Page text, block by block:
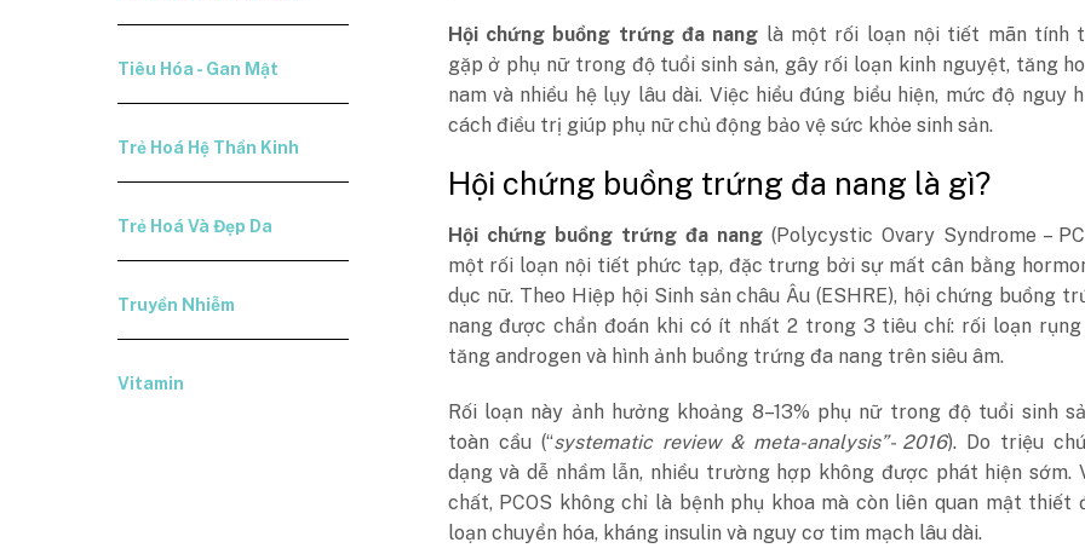
Tiêu Hóa - Gan Mật
Trẻ Hoá Hệ Thần Kinh
Trẻ Hoá Và Đẹp Da
Truyền Nhiễm
Vitamin
Hội chứng buồng trứng đa nang là một rối loạn nội tiết mãn tính
gặp ở phụ nữ trong độ tuổi sinh sản, gây rối loạn kinh nguyệt, tăng
nam và nhiều hệ lụy lâu dài. Việc hiểu đúng biểu hiện, mức độ nguy
cách điều trị giúp phụ nữ chủ động bảo vệ sức khỏe sinh sản.
Hội chứng buồng trứng đa nang là gì?
Hội chứng buồng trứng đa nang(Polycystic Ovary Syndrome –
một rối loạn nội tiết phức tạp, đặc trưng bởi sự mất cân bằng
dục nữ. Theo Hiệp hội Sinh sản châu Âu (ESHRE), hội chứng buồng
nang được chẩn đoán khi có ít nhất 2 trong 3 tiêu chí: rối loạn
tăng androgen và hình ảnh buồng trứng đa nang trên siêu âm.
Rối loạn này ảnh hưởng khoảng 8–13% phụ nữ trong độ tuổi sinh
toàn cầu (“systematic review & meta-analysis”- 2016). Do triệu
dạng và dễ nhầm lẫn, nhiều trường hợp không được phát hiện sớm.
chất, PCOS không chỉ là bệnh phụ khoa mà còn liên quan mật thiết
loạn chuyển hóa, kháng insulin và nguy cơ tim mạch lâu dài.